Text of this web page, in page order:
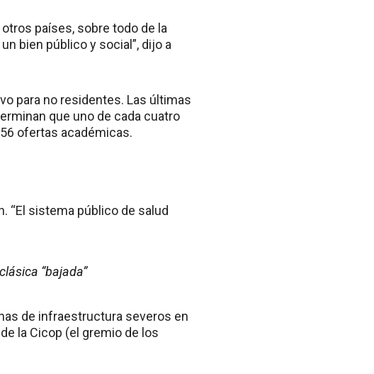
países, sobre todo de la
bien público y social”, dijo a
para no residentes. Las últimas
que uno de cada cuatro
ofertas académicas.
“El sistema público de salud
“bajada”
de infraestructura severos en
la Cicop (el gremio de los